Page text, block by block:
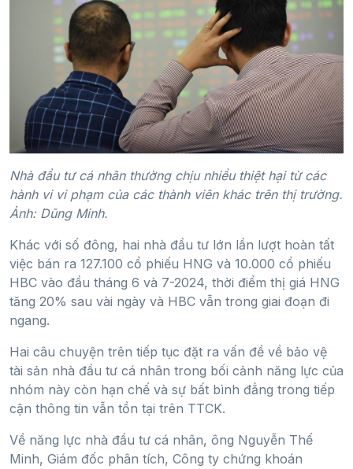
Nhà đầu tư cá nhân thường chịu nhiều thiệt hại từ các
hành vi vi phạm của các thành viên khác trên thị trường.
Ảnh: Dũng Minh.
Khác với số đông, hai nhà đầu tư lớn lần lượt hoàn tất
việc bán ra 127.100 cổ phiếu HNG và 10.000 cổ phiếu
HBC vào đầu tháng 6 và 7-2024, thời điểm thị giá HNG
tăng 20% sau vài ngày và HBC vẫn trong giai đoạn đi
ngang.
Hai câu chuyện trên tiếp tục đặt ra vấn đề về bảo vệ
tài sản nhà đầu tư cá nhân trong bối cảnh năng lực của
nhóm này còn hạn chế và sự bất bình đẳng trong tiếp
cận thông tin vẫn tồn tại trên TTCK.
Về năng lực nhà đầu tư cá nhân, ông Nguyễn Thế
Minh, Giám đốc phân tích, Công ty chứng khoán